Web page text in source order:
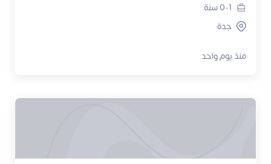
0-1سنة
جدة
منذ يوم واحد